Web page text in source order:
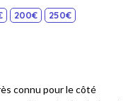
200€ 250€
connu pour le côté